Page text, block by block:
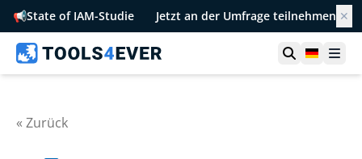
📢State of IAM-Studie Jetzt an der Umfrage teilnehmen ✕
Suche
« Zurück